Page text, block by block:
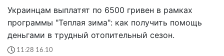
Украинцам выплатят по 6500 гривен в рамках
программы "Теплая зима": как получить помощь
деньгами в трудный отопительный сезон.
11:28 16.10